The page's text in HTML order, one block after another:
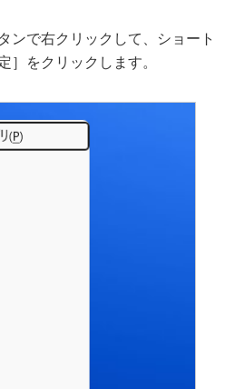
ンで右クリックして、ショート
］をクリックします。